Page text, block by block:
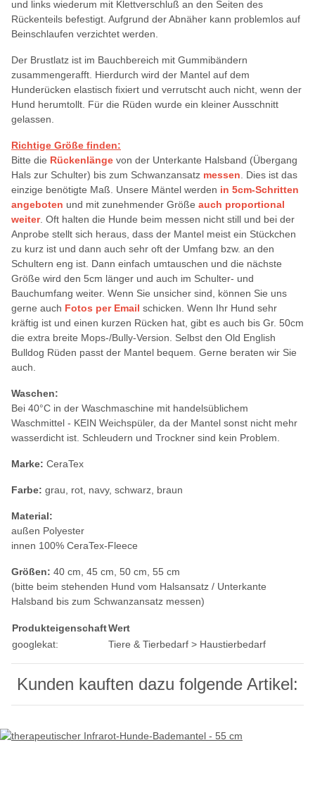
und links wiederum mit Klettverschluß an den Seiten des
Rückenteils befestigt. Aufgrund der Abnäher kann problemlos auf
Beinschlaufen verzichtet werden.
Der Brustlatz ist im Bauchbereich mit Gummibändern
zusammengerafft. Hierdurch wird der Mantel auf dem
Hunderücken elastisch fixiert und verrutscht auch nicht, wenn der
Hund herumtollt. Für die Rüden wurde ein kleiner Ausschnitt
gelassen.
Richtige Größe finden:
Bitte die Rückenlänge von der Unterkante Halsband (Übergang
Hals zur Schulter) bis zum Schwanzansatz messen . Dies ist das
einzige benötigte Maß. Unsere Mäntel werden in 5cm-Schritten
angeboten und mit zunehmender Größe auch proportional
weiter. Oft halten die Hunde beim messen nicht still und bei der
Anprobe stellt sich heraus, dass der Mantel meist ein Stückchen
zu kurz ist und dann auch sehr oft der Umfang bzw. an den
Schultern eng ist. Dann einfach umtauschen und die nächste
Größe wird den 5cm länger und auch im Schulter- und
Bauchumfang weiter. Wenn Sie unsicher sind, können Sie uns
gerne auch Fotos per Email schicken. Wenn Ihr Hund sehr
kräftig ist und einen kurzen Rücken hat, gibt es auch bis Gr. 50cm
die extra breite Mops-/Bully-Version. Selbst den Old English
Bulldog Rüden passt der Mantel bequem. Gerne beraten wir Sie
auch.
Waschen:
Bei 40°C in der Waschmaschine mit handelsüblichem
Waschmittel - KEIN Weichspüler, da der Mantel sonst nicht mehr
wasserdicht ist. Schleudern und Trockner sind kein Problem.
Marke: CeraTex
Farbe: grau, rot, navy, schwarz, braun
Material:
außen Polyester
innen 100% CeraTex-Fleece
Größen: 40 cm, 45 cm, 50 cm, 55 cm
(bitte beim stehenden Hund vom Halsansatz / Unterkante
Halsband bis zum Schwanzansatz messen)
ProdukteigenschaftWert
googlekat:
Tiere & Tierbedarf > Haustierbedarf
Kunden kauften dazu folgende Artikel: